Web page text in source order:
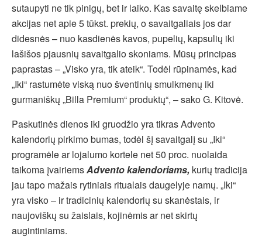
sutaupyti ne tik pinigų, bet ir laiko. Kas savaitę skelbiame
akcijas net apie 5 tūkst. prekių, o savaitgaliais jos dar
didesnės – nuo kasdienės kavos, pupelių, kapsulių iki
lašišos pjausnių savaitgalio skoniams. Mūsų principas
paprastas – „Visko yra, tik ateik“. Todėl rūpinamės, kad
„Iki“ rastumėte viską nuo šventinių smulkmenų iki
gurmaniškų „Billa Premium“ produktų“, – sako G. Kitovė.
Paskutinės dienos iki gruodžio yra tikras Advento
kalendorių pirkimo bumas, todėl šį savaitgalį su „Iki“
programėle ar lojalumo kortele net 50 proc. nuolaida
taikoma įvairiemsAdvento kalendoriams, kurių tradicija
jau tapo mažais rytiniais ritualais daugelyje namų. „Iki“
yra visko – ir tradicinių kalendorių su skanėstais, ir
naujoviškų su žaislais, kojinėmis ar net skirtų
augintiniams.